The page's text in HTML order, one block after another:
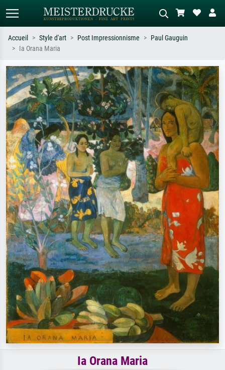
Recherchez par artiste, titre ou style –
ex. Monet, Nuit étoilée,
impressionnisme, vague de Hokusai,
nu.
Décrivez la scène – ex. prairie verte,
abstrait avec beaucoup de rouge,
tableau sombre, nu debout près d'un
arbre.
Accueil Style d'art Post Impressionnisme
Paul Gauguin
Ia Orana Maria
Ia Orana Maria